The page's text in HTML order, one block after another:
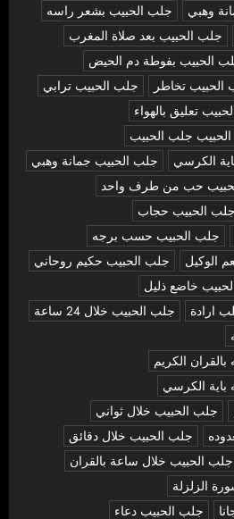
وهبي
جلب الحبيب بشعر راسه
جلب الحبيب بعد صلاة المغرب
الحبيب بفوطة دم الحيض
الحبيب تخاطر
جلب الحبيب ترابي
تعليق بالهواء
جلب الحبيب
الكرسي
جلب الحبيب جمانة وهبي
حب من طرف واحد
جلب الحبيب حجاب
جلب الحبيب حسب برجه
الوكيل
جلب الحبيب حكيم روحاني
خاضع ذليل
ارادة
جلب الحبيب خلال 24 ساعة
جلب الحبيب خلال ثواني
جلب الحبيب خلال دقائق
جلب الحبيب خلال ساعة بالقران
الزلزلة
جلب الحبيب دعاء